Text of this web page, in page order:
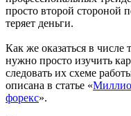
просто второй стороной
теряет деньги.
Как же оказаться в числе
нужно просто изучить
следовать их схеме
описана в статье «
форекс».